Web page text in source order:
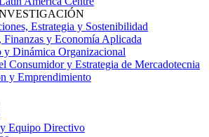
Estrategia y Sostenibilidad
Finanzas y Economía Aplicada
y Dinámica Organizacional
Consumidor y Estrategia de Mercadotecnia
y Emprendimiento
Equipo Directivo